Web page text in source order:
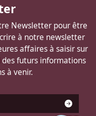
Newsletter pour être
à notre newsletter
affaires à saisir sur
des futurs informations
à venir.